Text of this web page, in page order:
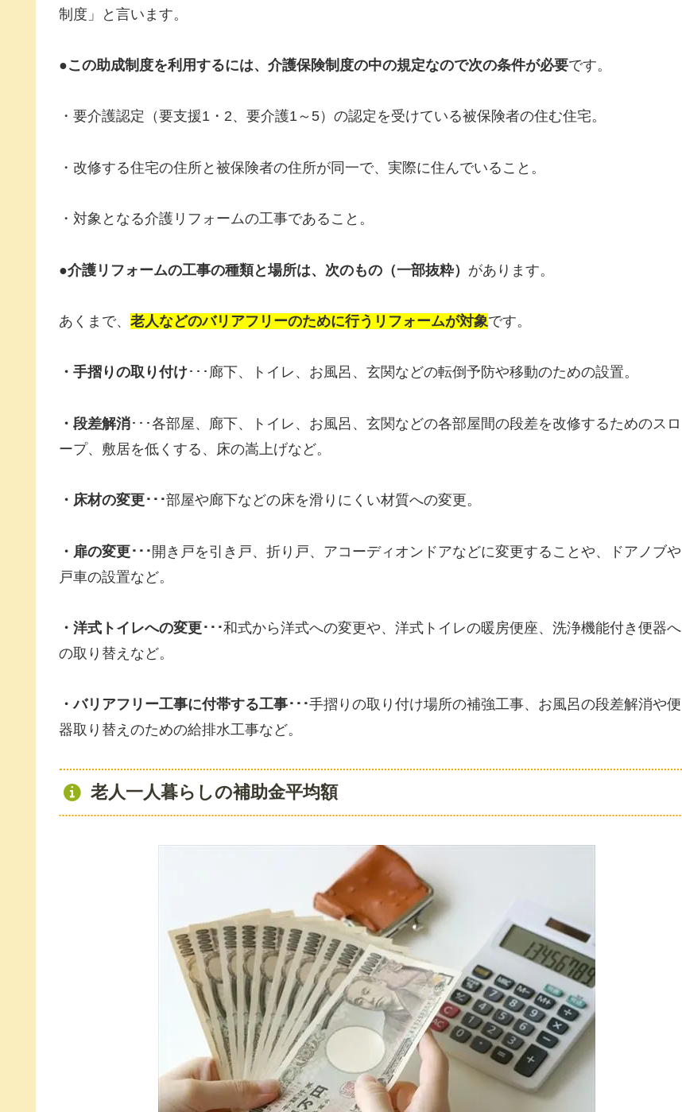
制度」と言います。
●この助成制度を利用するには、介護保険制度の中の規定なので次の条件が必要です。
・要介護認定（要支援1・2、要介護1～5）の認定を受けている被保険者の住む住宅。
・改修する住宅の住所と被保険者の住所が同一で、実際に住んでいること。
・対象となる介護リフォームの工事であること。
●介護リフォームの工事の種類と場所は、次のもの（一部抜粋） があります。
あくまで、 老人などのバリアフリーのために行うリフォームが対象です。
・手摺りの取り付け･･･廊下、トイレ、お風呂、玄関などの転倒予防や移動のための設置。
・段差解消･･･各部屋、廊下、トイレ、お風呂、玄関などの各部屋間の段差を改修するためのスロ
ープ、敷居を低くする、床の嵩上げなど。
・床材の変更･･･部屋や廊下などの床を滑りにくい材質への変更。
・扉の変更･･･ 開き戸を引き戸、折り戸、アコーディオンドアなどに変更することや、ドアノブや
戸車の設置など。
・洋式トイレへの変更･･･和式から洋式への変更や、洋式トイレの暖房便座、洗浄機能付き便器へ
の取り替えなど。
・バリアフリー工事に付帯する工事･･･手摺りの取り付け場所の補強工事、お風呂の段差解消や便
器取り替えのための給排水工事など。
老人一人暮らしの補助金平均額